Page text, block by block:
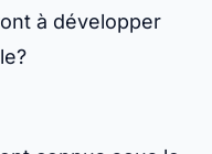
à développer
?